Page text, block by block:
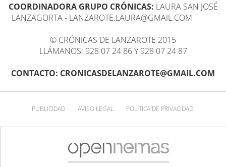
COORDINADORA GRUPO CRÓNICAS: LAURA SAN JOSÉ
LANZAGORTA - LANZAROTE.LAURA@GMAIL.COM
© CRÓNICAS DE LANZAROTE 2015
LLÁMANOS: 928 07 24 86 Y 928 07 24 87
CONTACTO: CRONICASDELANZAROTE@GMAIL.COM
PUBLICIDAD AVISO LEGAL POLÍTICA DE PRIVACIDAD